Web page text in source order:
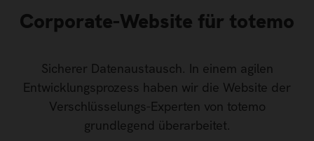
Corporate-Website für totemo
Sicherer Datenaustausch. In einem agilen
Entwicklungsprozess haben wir die Website der
Verschlüsselungs-Experten von totemo
grundlegend überarbeitet.